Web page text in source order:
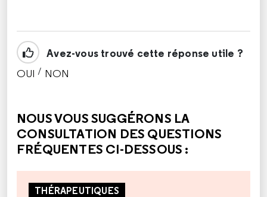
Avez-vous trouvé cette réponse utile ?
OUI / NON
NOUS VOUS SUGGÉRONS LA
CONSULTATION DES QUESTIONS
FRÉQUENTES CI-DESSOUS :
THÉRAPEUTIQUES